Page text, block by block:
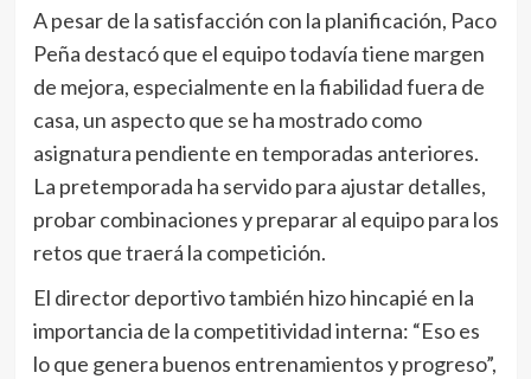
A pesar de la satisfacción con la planificación, Paco
Peña destacó que el equipo todavía tiene margen
de mejora, especialmente en la fiabilidad fuera de
casa, un aspecto que se ha mostrado como
asignatura pendiente en temporadas anteriores.
La pretemporada ha servido para ajustar detalles,
probar combinaciones y preparar al equipo para los
retos que traerá la competición.
El director deportivo también hizo hincapié en la
importancia de la competitividad interna: “Eso es
lo que genera buenos entrenamientos y progreso”,